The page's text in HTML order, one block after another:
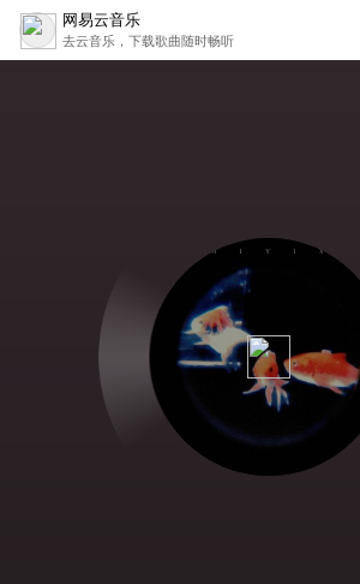
网易云音乐
去云音乐，下载歌曲随时畅听